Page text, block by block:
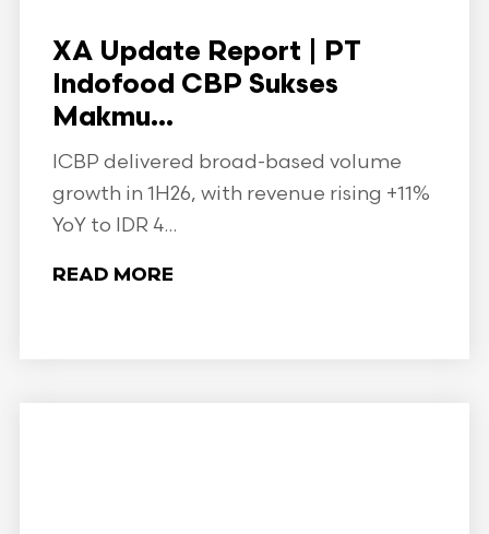
XA Update Report | PT
Indofood CBP Sukses
Makmu...
ICBP delivered broad-based volume
growth in 1H26, with revenue rising +11%
YoY to IDR 4...
READ MORE